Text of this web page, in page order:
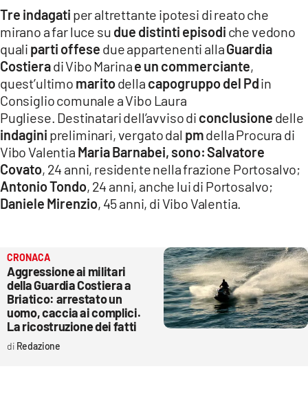
LACTV.IT
LACONAIR.IT
LACITYMAG.IT
ILREGGINO.IT
COSENZACHANNEL.IT
ILVIBONESE.IT
CATANZAROCHANNEL.IT
LACAPITALENEWS.IT
App
ANDROID
APPLE
Tre indagati per altrettante ipotesi di reato che
mirano a far luce su due distinti episodi che vedono
quali parti offese due appartenenti allaGuardia
Costieradi Vibo Marinae un commerciante,
quest’ultimo maritodella capogruppo del Pdin
Consiglio comunale a Vibo Laura
Pugliese. Destinatari dell’avviso di conclusione delle
indagini preliminari, vergato dal pmdella Procura di
Vibo Valentia Maria Barnabei, sono:Salvatore
Covato, 24 anni, residente nella frazione Portosalvo;
Antonio Tondo, 24 anni, anche lui di Portosalvo;
Daniele Mirenzio, 45 anni, di Vibo Valentia.
CRONACA
Aggressione ai militari
della Guardia Costiera a
Briatico: arrestato un
uomo, caccia ai complici.
La ricostruzione dei fatti
Redazione